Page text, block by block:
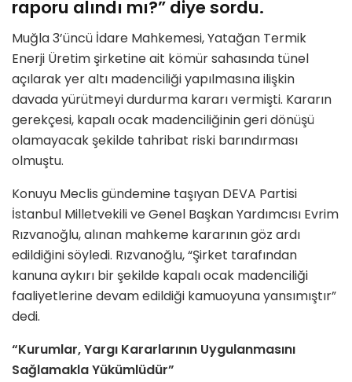
raporu alındı mı?” diye sordu.
Muğla 3’üncü İdare Mahkemesi, Yatağan Termik
Enerji Üretim şirketine ait kömür sahasında tünel
açılarak yer altı madenciliği yapılmasına ilişkin
davada yürütmeyi durdurma kararı vermişti. Kararın
gerekçesi, kapalı ocak madenciliğinin geri dönüşü
olamayacak şekilde tahribat riski barındırması
olmuştu.
Konuyu Meclis gündemine taşıyan DEVA Partisi
İstanbul Milletvekili ve Genel Başkan Yardımcısı Evrim
Rızvanoğlu, alınan mahkeme kararının göz ardı
edildiğini söyledi. Rızvanoğlu, “Şirket tarafından
kanuna aykırı bir şekilde kapalı ocak madenciliği
faaliyetlerine devam edildiği kamuoyuna yansımıştır”
dedi.
“Kurumlar, Yargı Kararlarının Uygulanmasını
Sağlamakla Yükümlüdür”